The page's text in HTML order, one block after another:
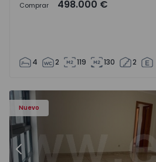
Comprar 498.000 €
4 2 119 130 2
Nuevo
- 15
Apartamento T3 Sintra,
Anterior